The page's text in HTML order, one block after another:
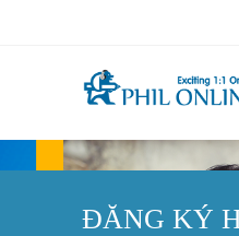
ĐĂNG KÝ